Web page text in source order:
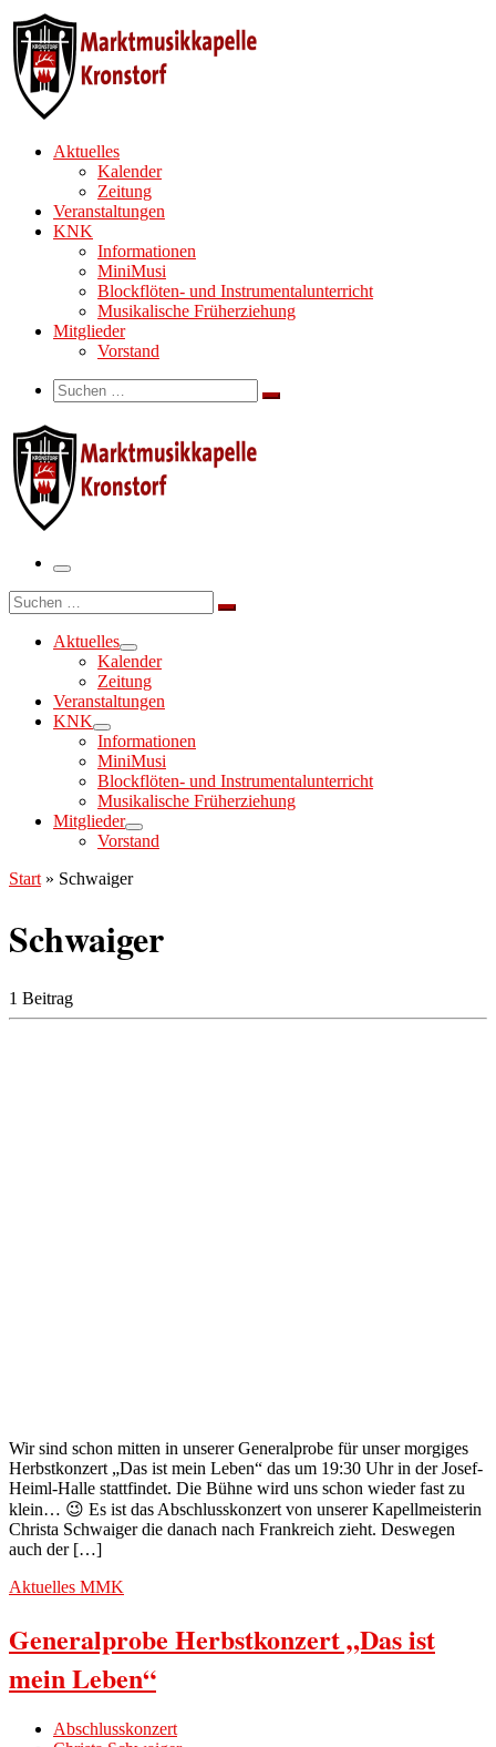
Zum
Inhalt
springen
Aktuelles
Kalender
Zeitung
Veranstaltungen
KNK
Informationen
MiniMusi
Blockflöten- und Instrumentalunterricht
Musikalische Früherziehung
Mitglieder
Vorstand
Search
Suche
Suchen …
Menü
Suche
Suchen …
Aktuelles
Kalender
Zeitung
Veranstaltungen
KNK
Informationen
MiniMusi
Blockflöten- und Instrumentalunterricht
Musikalische Früherziehung
Mitglieder
Vorstand
Start » Schwaiger
Schwaiger
1 Beitrag
Wir sind schon mitten in unserer Generalprobe für unser morgiges
Herbstkonzert „Das ist mein Leben“ das um 19:30 Uhr in der Josef-
Heiml-Halle stattfindet. Die Bühne wird uns schon wieder fast zu
klein… 😉 Es ist das Abschlusskonzert von unserer Kapellmeisterin
Christa Schwaiger die danach nach Frankreich zieht. Deswegen
auch der […]
Aktuelles MMK
Generalprobe Herbstkonzert „Das ist
mein Leben“
Abschlusskonzert